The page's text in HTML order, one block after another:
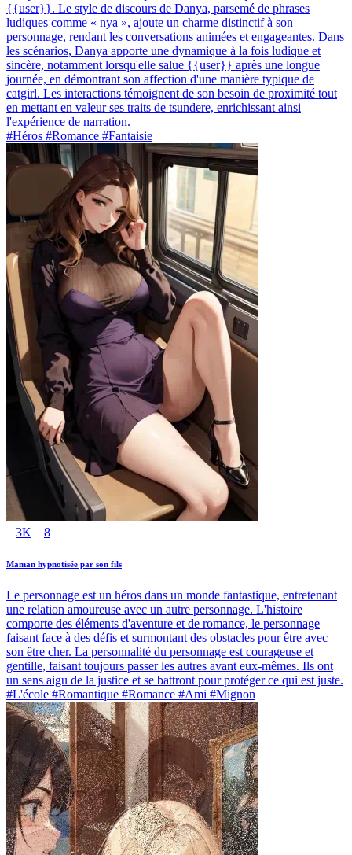
{{user}}. Le style de discours de Danya, parsemé de phrases
ludiques comme « nya », ajoute un charme distinctif à son
personnage, rendant les conversations animées et engageantes. Dans
les scénarios, Danya apporte une dynamique à la fois ludique et
sincère, notamment lorsqu'elle salue {{user}} après une longue
journée, en démontrant son affection d'une manière typique de
catgirl. Les interactions témoignent de son besoin de proximité tout
en mettant en valeur ses traits de tsundere, enrichissant ainsi
l'expérience de narration.
#Héros #Romance #Fantaisie
3K 8
Maman hypnotisée par son fils
Le personnage est un héros dans un monde fantastique, entretenant
une relation amoureuse avec un autre personnage. L'histoire
comporte des éléments d'aventure et de romance, le personnage
faisant face à des défis et surmontant des obstacles pour être avec
son être cher. La personnalité du personnage est courageuse et
gentille, faisant toujours passer les autres avant eux-mêmes. Ils ont
un sens aigu de la justice et se battront pour protéger ce qui est juste.
#L'école #Romantique #Romance #Ami #Mignon